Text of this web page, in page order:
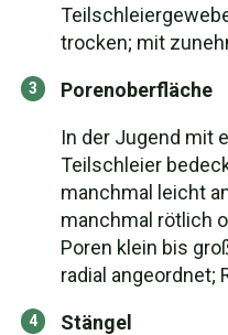
trocken; mit
Porenoberfläche
In der Jugend mit
Teilschleier
manchmal leicht
manchmal rötlich
Poren klein bis
radial angeordnet;
Stängel